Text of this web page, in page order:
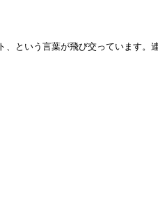
という言葉が飛び交っています。